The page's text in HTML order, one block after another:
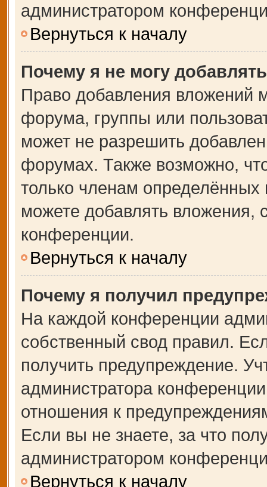
администратором
Вернуться к началу
Почему я не могу
Право добавления вложений
форума, группы или
может не разрешить
форумах. Также возможно,
только членам
можете добавлять вложения,
конференции.
Вернуться к началу
Почему я получил
На каждой конференции
собственный свод правил.
получить предупреждение.
администратора
отношения к
Если вы не знаете, за что
администратором
Вернуться к началу